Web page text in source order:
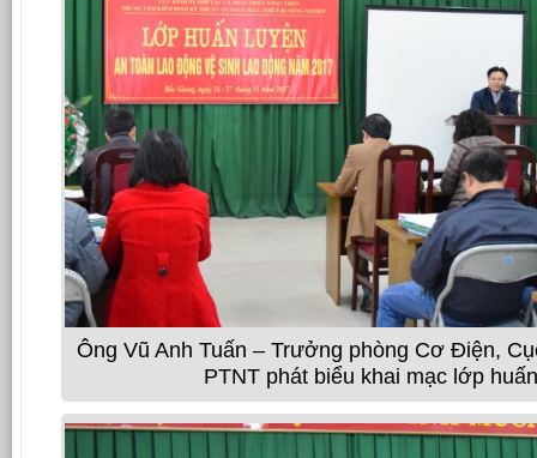
Ông Vũ Anh Tuấn – Trưởng phòng Cơ Điện,
PTNT phát biểu khai mạc lớp